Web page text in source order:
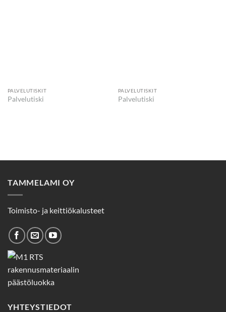
PALVELUTISKIT
Palvelutiski
PALVELUTISKIT
Palvelutiski
TAMMELAMI OY
Toimisto- ja keittiökalusteet
YHTEYSTIEDOT